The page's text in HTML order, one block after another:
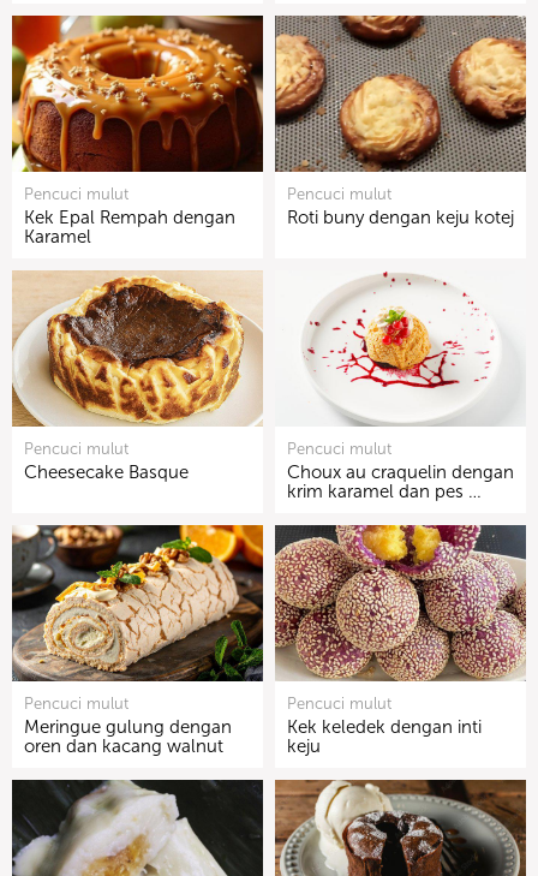
Pencuci mulut
Kek Epal Rempah dengan
Karamel
Pencuci mulut
Roti buny dengan keju kotej
Pencuci mulut
Cheesecake Basque
Pencuci mulut
Choux au craquelin dengan
krim karamel dan pes …
Pencuci mulut
Meringue gulung dengan
oren dan kacang walnut
Pencuci mulut
Kek keledek dengan inti
keju